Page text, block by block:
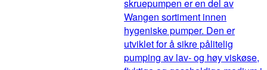
skruepumpen er en del av
Wangen sortiment innen
hygeniske pumper. Den er
utviklet for å sikre pålitelig
pumping av lav- og høy viskøse,